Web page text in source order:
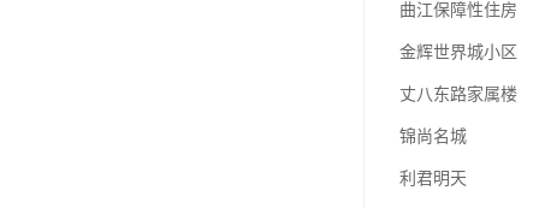
曲江保障性住房
金辉世界城小区
丈八东路家属楼
锦尚名城
利君明天